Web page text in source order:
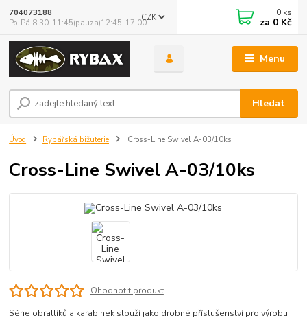
Menu
CZK
Hledat
704073188
Po-Pá 8:30-11:45(pauza)12:45-17:00
0 ks
za 0 Kč
Úvod Rybářská bižuterie Cross-Line Swivel A-03/10ks
Cross-Line Swivel A-03/10ks
Ohodnotit produkt
Série obratlíků a karabinek slouží jako drobné příslušenství pro výrobu